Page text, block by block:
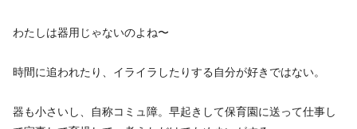
わたしは器用じゃないのよね〜
時間に追われたり、イライラしたりする自分が好きではない。
器も小さいし、自称コミュ障。早起きして保育園に送って仕事し